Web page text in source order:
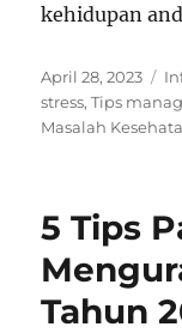
kehidupan
Posted
on
April 28, 2023
stress,Tips
Masalah
5 Tips
Tahun